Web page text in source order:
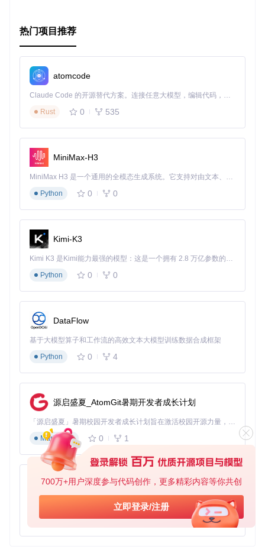
700万+用户深度参与代码创作，更多精彩内容等你共创
立即登录/注册
之后，按照文档示例编写你的代码，享受 rssSpider 带来的便
捷。
更多详细信息及使用示例，请参考项目 README 文件或直接
联系作者 ShaneLau。
变得轻而易举！
热门项目推荐
atomcode
Claude Code 的开源替代方案。连接任意大模型，编辑代码，运行命令，自动验证 — 全自动执行。用 Rust 构建，极致性能。 ｜ An open-source alternative to Claude Code. Connect any LLM, edit code, run commands, and verify changes — autonomously. Built in Rust for speed. Get Started
Rust
0 535
MiniMax-H3
MiniMax H3 是一个通用的全模态生成系统。它支持对由文本、图像、视频和音频组成的多模态上下文进行统一理解，并能生成分辨率高达 2K、时长可达 15 秒的带原生立体声音频的视频。得益于面向任务泛化的系统设计，H3 在预训练阶段就已具备广泛的多模态上下文理解与生成能力，能够出色地执行复杂的多模态指令。
Python
0 0
Kimi-K3
Kimi K3 是Kimi能力最强的模型：这是一个拥有 2.8 万亿参数的混合专家（MoE）模型，具备原生视觉理解能力，并支持 100 万 token 的上下文窗口。
Python
0 0
DataFlow
基于大模型算子和工作流的高效文本大模型训练数据合成框架
Python
0 4
源启盛夏_AtomGit暑期开发者成长计划
「源启盛夏」暑期校园开发者成长计划旨在激活校园开源力量，通过积分激励、认证扶持、资源倾斜等形式，引导高校组织和开发者完成「入驻 — 建项目 — 做贡献 — 获认证 — 得资源」的完整闭环。无论你是想带领社团入驻平台的组织者，还是希望用代码贡献证明自己的开发者，都能在这里找到属于你的成长路径。
Markdown
0 1
py-xiaozhi
基于Python的Xiaozhi AI，适用于想要完整Xiaozhi体验而无需拥有专用硬件的用户。
Python
0 1